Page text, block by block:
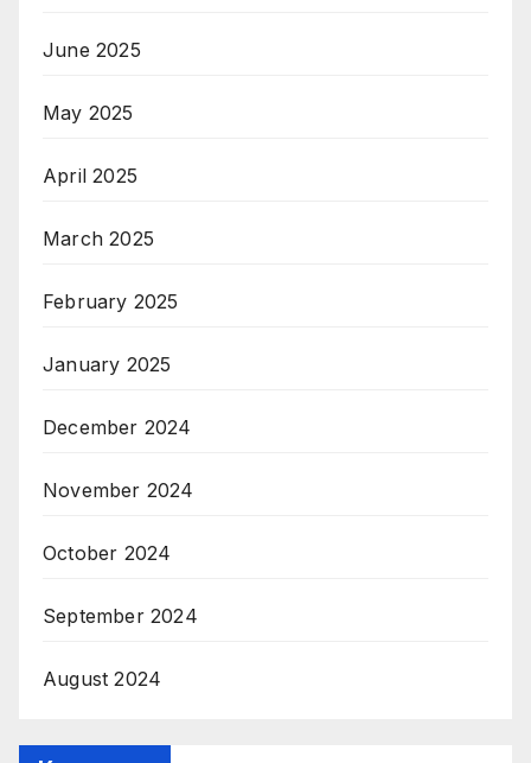
June 2025
May 2025
April 2025
March 2025
February 2025
January 2025
December 2024
November 2024
October 2024
September 2024
August 2024